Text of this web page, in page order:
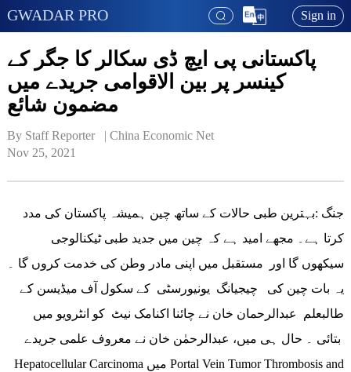
GWADAR PRO Sign in
پاکستانی پی ایچ ڈی سکالر کا جگر کے
کینسر پر بین الاقوامی جریدے میں
مضمون شائع
By Staff Reporter   | China Economic Net
Nov 25, 2021
جنگ :بہترین طبی حالات کے ساتھ چین ہمیشہ پاکستان کی مدد
کرتا ہے۔ مجھے امید ہے کہ چین میں جدید طبی ٹیکنالوجی
سیکھوں گا اور مستقبل میں اپنی مادر وطن کی خدمت کروں گا ۔
یہ بات چین کی چیجیانگ یونیورسٹی کے سکول آف میڈیسن کے
طالبعلم عبدالرحمان خان نے چائنا اکنامک نیٹ کو انٹرویو میں
بتائی ۔ حال ہی میں، عبدالرحمٰن خان نے معروف علمی جریدے
Hepatocellular Carcinoma میں Portal Vein Tumor Thrombosis and